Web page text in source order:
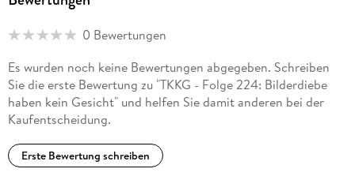
0 Bewertungen
Es wurden noch keine Bewertungen abgegeben. Schreiben
Sie die erste Bewertung zu "TKKG - Folge 224: Bilderdiebe
haben kein Gesicht" und helfen Sie damit anderen bei der
Kaufentscheidung.
Erste Bewertung schreiben